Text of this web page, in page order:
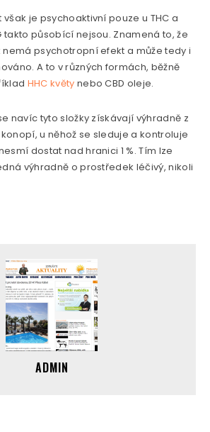
je psychoaktivní pouze u THC a
takto působící nejsou. Znamená to, že
psychotropní efekt a může tedy i
A to v různých formách, běžně
HHC květy nebo CBD oleje.
navíc tyto složky získávají výhradně z
u něhož se sleduje a kontroluje
dostat nad hranici 1 %. Tím lze
výhradně o prostředek léčivý, nikoli
ADMIN